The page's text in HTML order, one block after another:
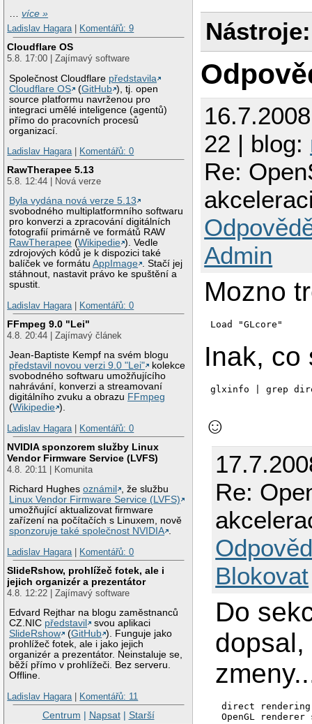
…více »
Ladislav Hagara| Komentářů: 9
Cloudflare OS
5.8. 17:00 | Zajímavý software
Společnost Cloudflare představila
Cloudflare OS
(GitHub ), tj. open
source platformu navrženou pro
integraci umělé inteligence (agentů)
přímo do pracovních procesů
organizací.
Ladislav Hagara| Komentářů: 0
RawTherapee 5.13
5.8. 12:44 | Nová verze
Byla vydána nová verze 5.13
svobodného multiplatformního softwaru
pro konverzi a zpracování digitálních
fotografií primárně ve formátů RAW
RawTherapee (Wikipedie ). Vedle
zdrojových kódů je k dispozici také
balíček ve formátuAppImage . Stačí jej
stáhnout, nastavit právo ke spuštění a
spustit.
Ladislav Hagara| Komentářů: 0
FFmpeg 9.0 "Lei"
4.8. 20:44 | Zajímavý článek
Jean-Baptiste Kempf na svém blogu
představil novou verzi 9.0 "Lei"
kolekce
svobodného softwaru umožňujícího
nahrávání, konverzi a streamovaní
digitálního zvuku a obrazu FFmpeg
(Wikipedie ).
Ladislav Hagara| Komentářů: 0
NVIDIA sponzorem služby Linux
Vendor Firmware Service (LVFS)
4.8. 20:11 | Komunita
Richard Hughesoznámil
, že službu
Linux Vendor Firmware Service (LVFS)
umožňující aktualizovat firmware
zařízení na počítačích s Linuxem, nově
sponzoruje také společnost NVIDIA .
Ladislav Hagara| Komentářů: 0
SlideRshow, prohlížeč fotek, ale i
jejich organizér a prezentátor
4.8. 12:22 | Zajímavý software
Edvard Rejthar na blogu zaměstnanců
CZ.NIC představil
svou aplikaci
SlideRshow
(GitHub ). Funguje jako
prohlížeč fotek, ale i jako jejich
organizér a prezentátor. Neinstaluje se,
běží přímo v prohlížeči. Bez serveru.
Offline.
Ladislav Hagara| Komentářů: 11
Centrum | Napsat| Starší
FontPath     "/
FontPath     "/
FontPath     "/
FontPath     "/
FontPath     "/
FontPath     "/
FontPath     "/
InputDevices "/
InputDevices "/
Section
Option
Option
Option
Option
EndSection
Section "Module"
Load
Load
Load
Load
Load
Load
Section
Driver
Option
Option
Option
Option
Driver
Identifier
Option
Option
Option
Option
EndSection
Option
DisplaySize
HorizSync
Identifier
ModelName
Option
VendorName
UseModes
EndSection
Section "Modes"
Identifier
  Modeline 	"1280x1024" 108 1280 1328 1440 1688 1024 1025 1028 1066 +hsync +vsync
EndSection
Nástroje:
22 | blog:
Re:
Admin
Mozno
Load "GLcore"
Inak, co
glxinfo | grep
☺
Re:
Blokovat
Do
direct
OpenGL